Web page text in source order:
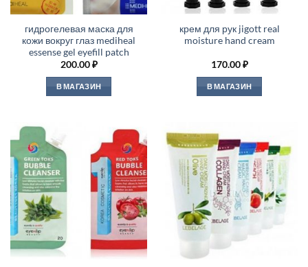
гидрогелевая маска для
кожи вокруг глаз mediheal
essense gel eyefill patch
200.00₽
В МАГАЗИН
крем для рук jigott real
moisture hand cream
170.00₽
В МАГАЗИН